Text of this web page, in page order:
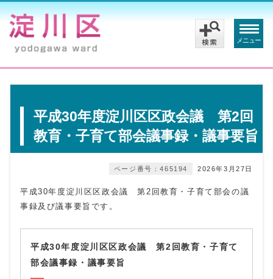
メニュー
平成30年度淀川区区政会議 第2回
教育・子育て部会議事録・議事要旨
2026年3月27日
ページ番号：465194
平成30年度淀川区区政会議 第2回教育・子育て部会の議
事録及び議事要旨です。
平成30年度淀川区区政会議 第2回教育・子育て
部会議事録・議事要旨